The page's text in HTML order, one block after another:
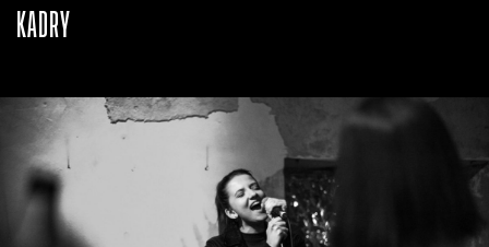
KADRY